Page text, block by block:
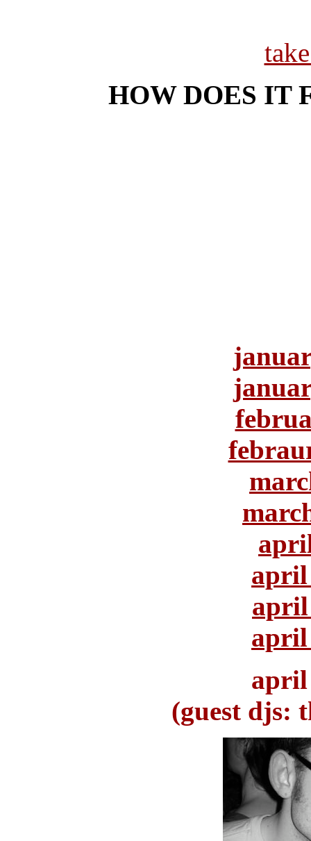
HOW DOES IT
april
april
april
april
(guest djs: